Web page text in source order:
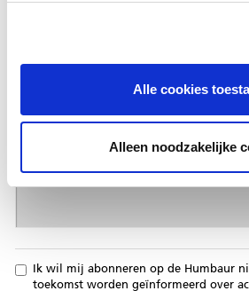
Alle cookies
Alleen noodzakelijke
Ik wil mij abonneren op de Humbaur
toekomst worden geïnformeerd over